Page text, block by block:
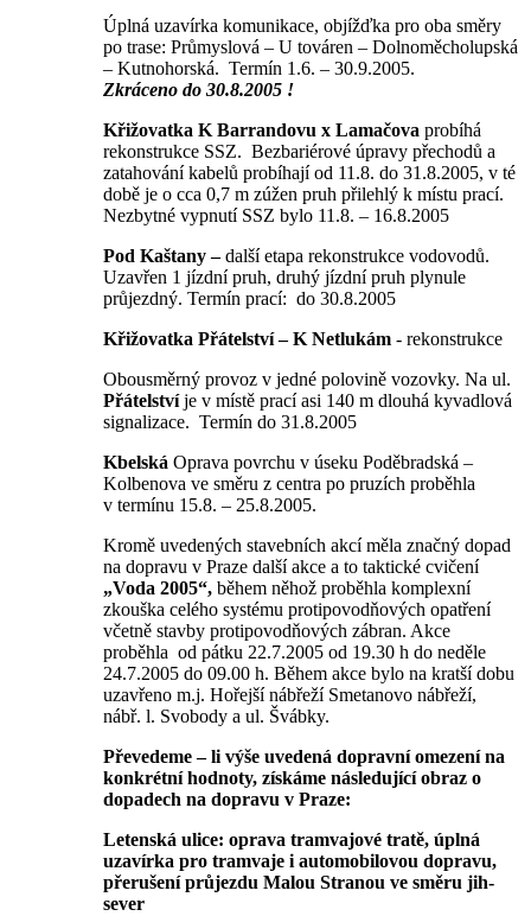
Úplná uzavírka komunikace, objížďka pro oba směry
po trase: Průmyslová – U továren – Dolnoměcholupská
– Kutnohorská. Termín 1.6. – 30.9.2005.
Zkráceno do 30.8.2005 !
Křižovatka K Barrandovu x Lamačova probíhá
rekonstrukce SSZ. Bezbariérové úpravy přechodů a
zatahování kabelů probíhají od 11.8. do 31.8.2005, v té
době je o cca 0,7 m zúžen pruh přilehlý k místu prací.
Nezbytné vypnutí SSZ bylo 11.8. – 16.8.2005
Pod Kaštany –další etapa rekonstrukce vodovodů.
Uzavřen 1 jízdní pruh, druhý jízdní pruh plynule
průjezdný. Termín prací: do 30.8.2005
Křižovatka Přátelství – K Netlukám - rekonstrukce
Obousměrný provoz v jedné polovině vozovky. Na ul.
Přátelstvíje v místě prací asi 140 m dlouhá kyvadlová
signalizace. Termín do 31.8.2005
Kbelská Oprava povrchu v úseku Poděbradská –
Kolbenova ve směru z centra po pruzích proběhla
v termínu 15.8. – 25.8.2005.
Kromě uvedených stavebních akcí měla značný dopad
na dopravu v Praze další akce a to taktické cvičení
„Voda 2005“, během něhož proběhla komplexní
zkouška celého systému protipovodňových opatření
včetně stavby protipovodňových zábran. Akce
proběhla od pátku 22.7.2005 od 19.30 h do neděle
24.7.2005 do 09.00 h. Během akce bylo na kratší dobu
uzavřeno m.j. Hořejší nábřeží Smetanovo nábřeží,
nábř. l. Svobody a ul. Švábky.
Převedeme – li výše uvedená dopravní omezení na
konkrétní hodnoty, získáme následující obraz o
dopadech na dopravu v Praze:
Letenská ulice: oprava tramvajové tratě, úplná
uzavírka pro tramvaje i automobilovou dopravu,
přerušení průjezdu Malou Stranou ve směru jih-
sever